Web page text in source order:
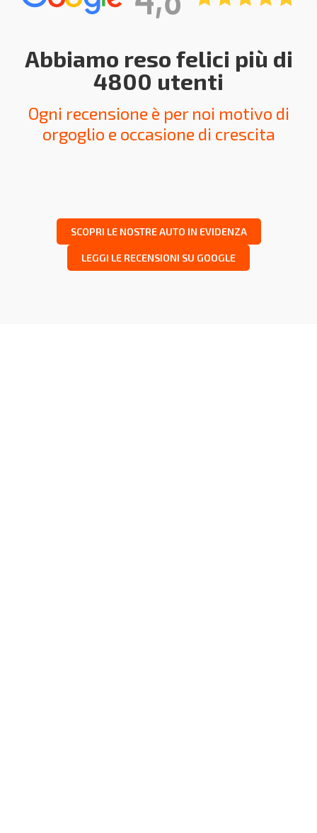
Abbiamo reso felici più di
4800 utenti
Ogni recensione è per noi motivo di
orgoglio e occasione di crescita
SCOPRI LE NOSTRE AUTO IN EVIDENZA
LEGGI LE RECENSIONI SU GOOGLE